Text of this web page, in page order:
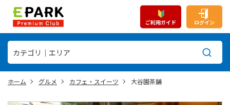
ご利用ガイド ログイン
ホーム グルメ カフェ・スイーツ 大谷園茶舗